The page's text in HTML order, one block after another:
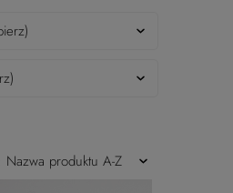
Nazwa produktu A-Z